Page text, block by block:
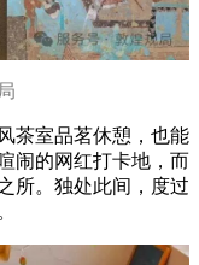
茶室品茗休憩，也能
闹的网红打卡地，而
所。独处此间，度过